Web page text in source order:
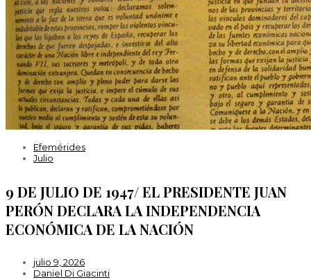
Efemérides
Julio
9 DE JULIO DE 1947/ EL PRESIDENTE JUAN
PERÓN DECLARA LA INDEPENDENCIA
ECONÓMICA DE LA NACIÓN
julio 9, 2026
Daniel Di Giacinti